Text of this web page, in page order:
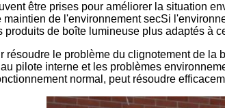
être prises pour améliorer la situation
maintien de l'environnement secSi
produits de boîte lumineuse plus adaptés à
résoudre le problème du clignotement de
pilote interne et les problèmes
normal, peut résoudre